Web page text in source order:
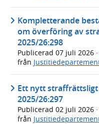
Kompletterande
om överföring av
2025/26:298
Publicerad 07 juli 2026 ·
från
Ett nytt
2025/26:297
Publicerad 02 juli 2026 ·
från